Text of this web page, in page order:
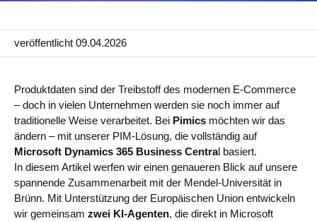
Catalog Management
Ecosystem
Microsoft Dynamics 365 Business Central
Shopify Integration mit Pimics
veröffentlicht 09.04.2026
Produktdaten sind der Treibstoff des modernen E‑Commerce
– doch in vielen Unternehmen werden sie noch immer auf
traditionelle Weise verarbeitet. Bei Pimics möchten wir das
ändern – mit unserer PIM‑Lösung, die vollständig auf
Microsoft Dynamics 365 Business Central basiert.
In diesem Artikel werfen wir einen genaueren Blick auf unsere
spannende Zusammenarbeit mit der Mendel‑Universität in
Brünn. Mit Unterstützung der Europäischen Union entwickeln
wir gemeinsam zwei KI‑Agenten, die direkt in Microsoft